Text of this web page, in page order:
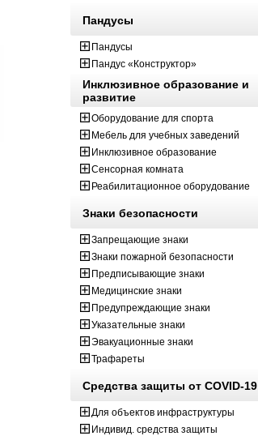
Пандусы
Пандусы
Пандус «Конструктор»
Инклюзивное образование и
развитие
Оборудование для спорта
Мебель для учебных заведений
Инклюзивное образование
Сенсорная комната
Реабилитационное оборудование
Знаки безопасности
Запрещающие знаки
Знаки пожарной безопасности
Предписывающие знаки
Медицинские знаки
Предупреждающие знаки
Указательные знаки
Эвакуационные знаки
Трафареты
Средства защиты от COVID-19
Для объектов инфраструктуры
Индивид. средства защиты